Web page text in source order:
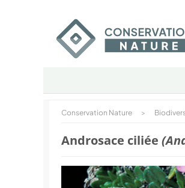
Conservation Nature >
Androsace ciliée